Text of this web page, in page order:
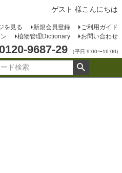
ゲスト 様こんにちは
を見る 新規会員登録
ご利用ガイド
植物管理Dictionary お問い合わせ
0120-9687-29 （平日 9:00〜16:00)